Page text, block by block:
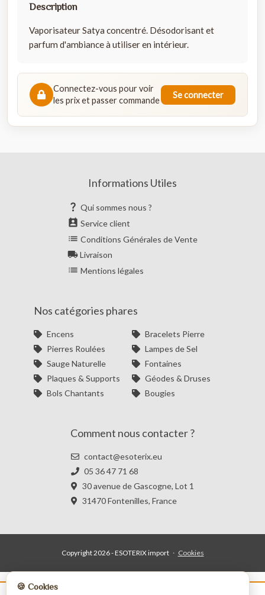
Description
Vaporisateur Satya concentré. Désodorisant et
parfum d'ambiance à utiliser en intérieur.
Connectez-vous pour voir
les prix et passer commande
Se connecter
Informations Utiles
 Qui sommes nous ?
 Service client
 Conditions Générales de Vente
Livraison
 Mentions légales
Nos catégories phares
Encens
Bracelets Pierre
Pierres Roulées
Lampes de Sel
Sauge Naturelle
Fontaines
Plaques & Supports
Géodes & Druses
Bols Chantants
Bougies
Comment nous contacter ?
contact@esoterix.eu
05 36 47 71 68
30 avenue de Gascogne, Lot 1
31470 Fontenilles, France
Copyright 2026 - ESOTERIX import · Cookies
🍪 Cookies